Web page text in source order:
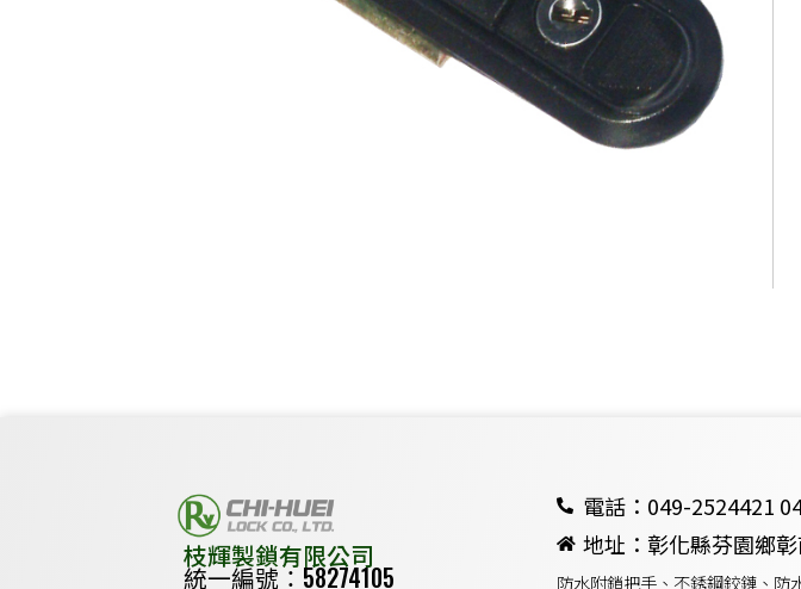
枝輝製鎖有限公司
統一編號：58274105
電話：049-2524421
地址：彰化縣芬園鄉
防水附鎖把手、不銹鋼鉸鏈、防